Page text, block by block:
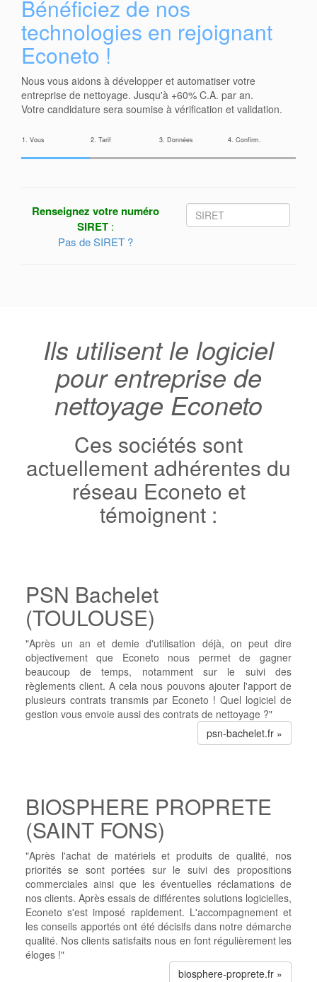
Bénéficiez de nos
technologies en rejoignant
Econeto !
Nous vous aidons à développer et automatiser votre
entreprise de nettoyage. Jusqu'à +60% C.A. par an.
Votre candidature sera soumise à vérification et validation.
1. Vous 2. Tarif 3. Données 4. Confirm.
Renseignez votre numéro
SIRET :
Pas de SIRET ?
Ils utilisent le logiciel
pour entreprise de
nettoyage Econeto
Ces sociétés sont
actuellement adhérentes du
réseau Econeto et
témoignent :
PSN Bachelet
(TOULOUSE)
"Après un an et demie d'utilisation déjà, on peut dire
objectivement que Econeto nous permet de gagner
beaucoup de temps, notamment sur le suivi des
règlements client. A cela nous pouvons ajouter l'apport de
plusieurs contrats transmis par Econeto ! Quel logiciel de
gestion vous envoie aussi des contrats de nettoyage ?"
psn-bachelet.fr »
BIOSPHERE PROPRETE
(SAINT FONS)
"Après l'achat de matériels et produits de qualité, nos
priorités se sont portées sur le suivi des propositions
commerciales ainsi que les éventuelles réclamations de
nos clients. Après essais de différentes solutions logicielles,
Econeto s'est imposé rapidement. L'accompagnement et
les conseils apportés ont été décisifs dans notre démarche
qualité. Nos clients satisfaits nous en font régulièrement les
éloges !"
biosphere-proprete.fr »